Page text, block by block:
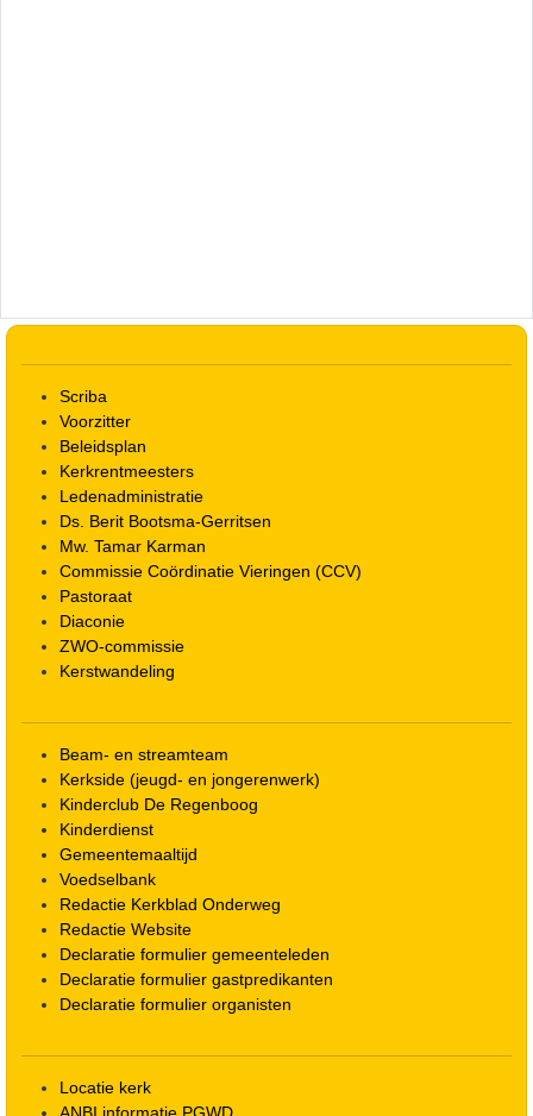
Scriba
Voorzitter
Beleidsplan
Kerkrentmeesters
Ledenadministratie
Ds. Berit Bootsma-Gerritsen
Mw. Tamar Karman
Commissie Coördinatie Vieringen (CCV)
Pastoraat
Diaconie
ZWO-commissie
Kerstwandeling
Beam- en streamteam
Kerkside (jeugd- en jongerenwerk)
Kinderclub De Regenboog
Kinderdienst
Gemeentemaaltijd
Voedselbank
Redactie Kerkblad Onderweg
Redactie Website
Declaratie formulier gemeenteleden
Declaratie formulier gastpredikanten
Declaratie formulier organisten
Locatie kerk
ANBI informatie PGWD